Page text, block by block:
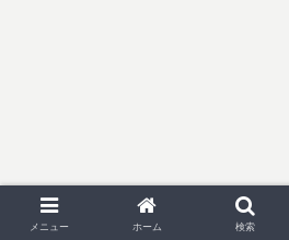
メニュー ホーム 検索